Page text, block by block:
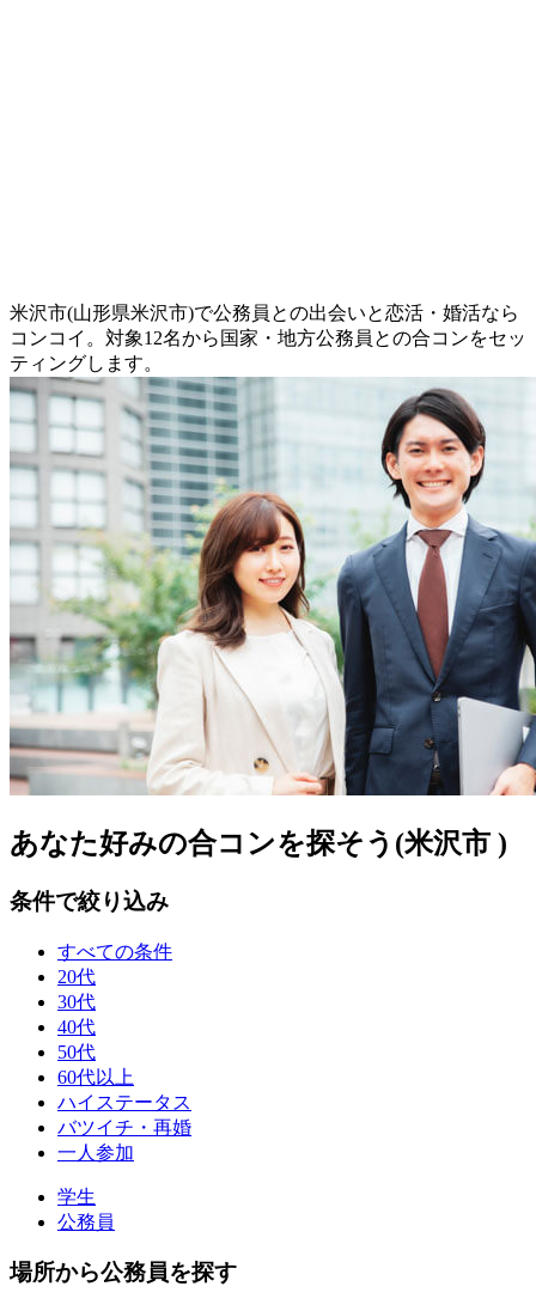
米沢市(山形県米沢市)で公務員との出会いと恋活・婚活なら
コンコイ。対象12名から国家・地方公務員との合コンをセッ
ティングします。
あなた好みの合コンを探そう(米沢市 )
条件で絞り込み
すべての条件
20代
30代
40代
50代
60代以上
ハイステータス
バツイチ・再婚
一人参加
学生
公務員
場所から公務員を探す